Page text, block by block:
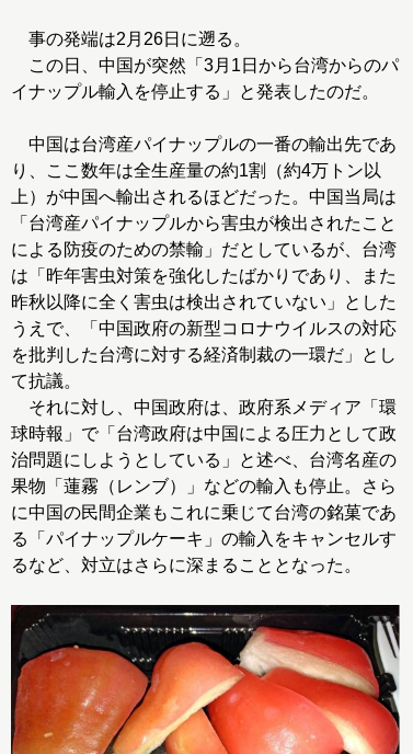
事の発端は2月26日に遡る。
この日、中国が突然「3月1日から台湾からのパ
イナップル輸入を停止する」と発表したのだ。
中国は台湾産パイナップルの一番の輸出先であ
り、ここ数年は全生産量の約1割（約4万トン以
上）が中国へ輸出されるほどだった。中国当局は
「台湾産パイナップルから害虫が検出されたこと
による防疫のための禁輸」だとしているが、台湾
は「昨年害虫対策を強化したばかりであり、また
昨秋以降に全く害虫は検出されていない」とした
うえで、「中国政府の新型コロナウイルスの対応
を批判した台湾に対する経済制裁の一環だ」とし
て抗議。
それに対し、中国政府は、政府系メディア「環
球時報」で「台湾政府は中国による圧力として政
治問題にしようとしている」と述べ、台湾名産の
果物「蓮霧（レンブ）」などの輸入も停止。さら
に中国の民間企業もこれに乗じて台湾の銘菓であ
る「パイナップルケーキ」の輸入をキャンセルす
るなど、対立はさらに深まることとなった。